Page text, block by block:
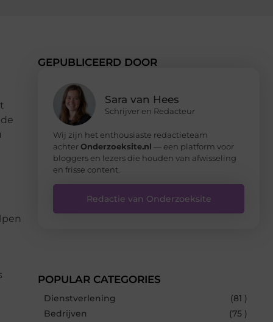
GEPUBLICEERD DOOR
Sara van Hees
Schrijver en Redacteur
Wij zijn het enthousiaste redactieteam
achterOnderzoeksite.nl — een platform voor
bloggers en lezers die houden van afwisseling
en frisse content.
Redactie van Onderzoeksite
POPULAR CATEGORIES
Dienstverlening
(81 )
Bedrijven
(75 )